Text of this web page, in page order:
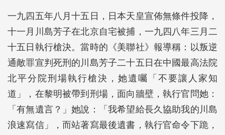
一九四五年八月十五日，日本天皇宣佈無條件投降，
十一月川島芳子在北京自宅被捕，一九四八年三月二
十五日執行槍決。當時的《美聯社》報導稱：以叛逆
通敵罪宣判死刑的川島芳子二十五日在中國最高法院
北平分院刑場執行槍決，她遺囑「不要讓人家知
道」，在黎明被帶到刑場，面向牆壁，執行官問她：
「有無遺言？」她說：「我希望給長久協助我的川島
浪速寫信」，而站著寫最後遺書，執行官命令下跪，